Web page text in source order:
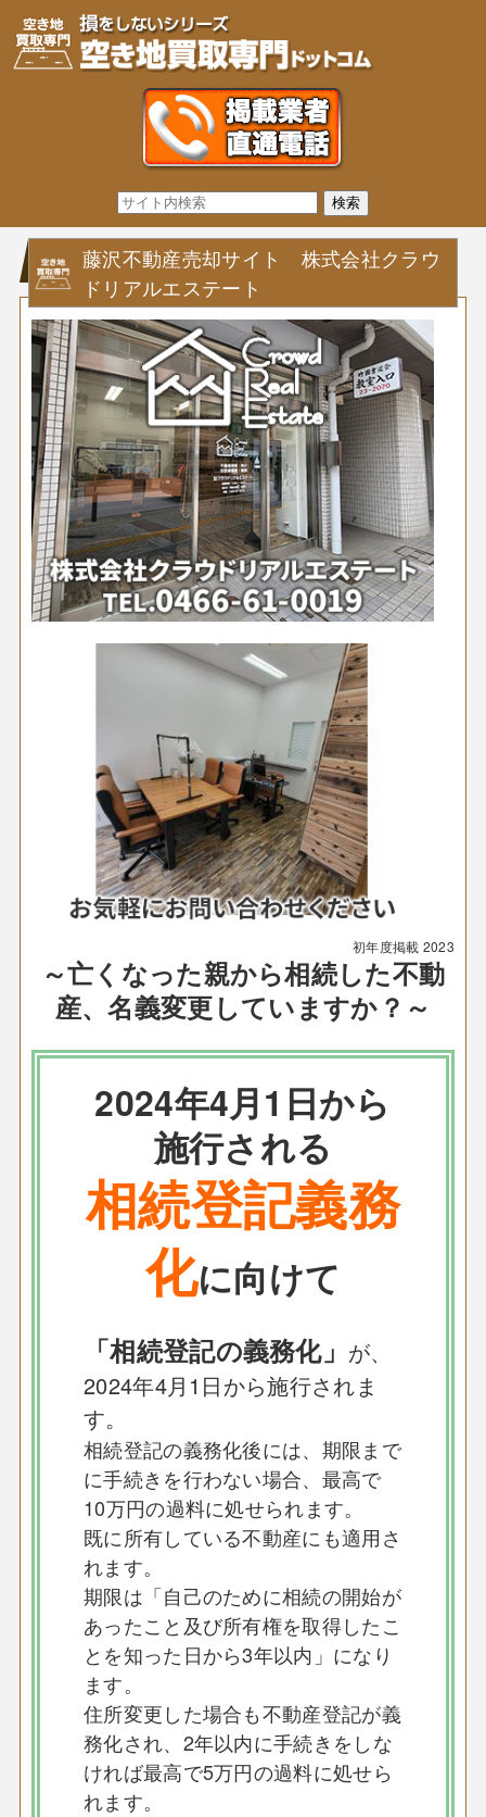
藤沢不動産売却サイト 株式会社クラウ
ドリアルエステート
初年度掲載 2023
～亡くなった親から相続した不動
産、名義変更していますか？～
2024年4月1日から
施行される
相続登記義務
化に向けて
「相続登記の義務化」 が、
2024年4月1日から施行されま
す。
相続登記の義務化後には、期限まで
に手続きを行わない場合、最高で
10万円の過料に処せられます。
既に所有している不動産にも適用さ
れます。
期限は「自己のために相続の開始が
あったこと及び所有権を取得したこ
とを知った日から3年以内」になり
ます。
住所変更した場合も不動産登記が義
務化され、2年以内に手続きをしな
ければ最高で5万円の過料に処せら
れます。